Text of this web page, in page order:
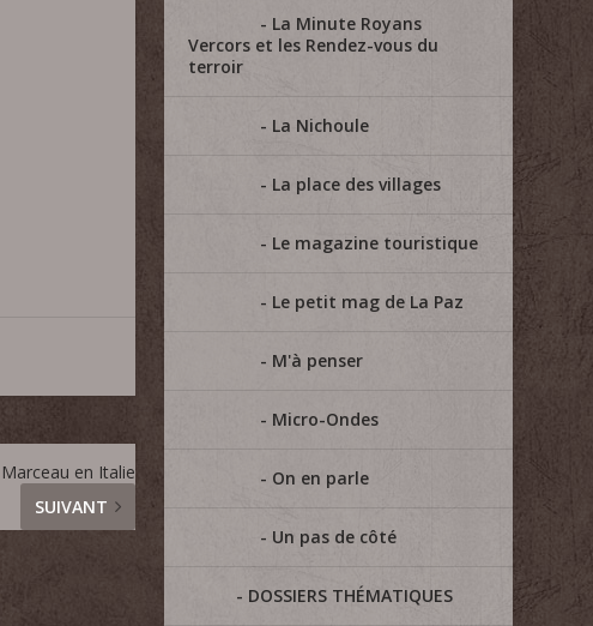
en Italie
SUIVANT
La Minute Royans
Vercors et les Rendez-vous du
terroir
La Nichoule
La place des villages
Le magazine touristique
Le petit mag de La Paz
M'à penser
Micro-Ondes
On en parle
Un pas de côté
DOSSIERS THÉMATIQUES